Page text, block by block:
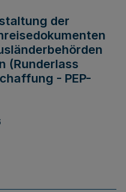
der
(Runderlass
- PEP-